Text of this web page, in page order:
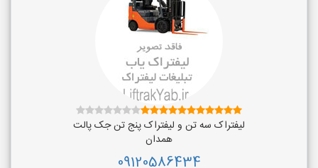
لیفتراک سه تن و لیفتراک پنج تن جک پالت
همدان
09120586434